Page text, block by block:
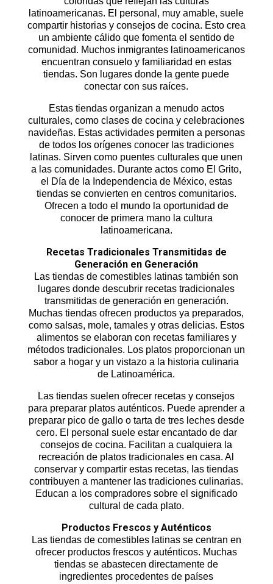
latinoamericanas. El personal, muy amable, suele
compartir historias y consejos de cocina. Esto crea
un ambiente cálido que fomenta el sentido de
comunidad. Muchos inmigrantes latinoamericanos
encuentran consuelo y familiaridad en estas
tiendas. Son lugares donde la gente puede
conectar con sus raíces.
Estas tiendas organizan a menudo actos
culturales, como clases de cocina y celebraciones
navideñas. Estas actividades permiten a personas
de todos los orígenes conocer las tradiciones
latinas. Sirven como puentes culturales que unen
a las comunidades. Durante actos como El Grito,
el Día de la Independencia de México, estas
tiendas se convierten en centros comunitarios.
Ofrecen a todo el mundo la oportunidad de
conocer de primera mano la cultura
latinoamericana.
Recetas Tradicionales Transmitidas de
Generación en Generación
Lastiendas de comestibles latinastambién son
lugares donde descubrir recetas tradicionales
transmitidas de generación en generación.
Muchas tiendas ofrecen productos ya preparados,
como salsas, mole, tamales y otras delicias. Estos
alimentos se elaboran con recetas familiares y
métodos tradicionales. Los platos proporcionan un
sabor a hogar y un vistazo a la historia culinaria
de Latinoamérica.
Las tiendas suelen ofrecer recetas y consejos
para preparar platos auténticos. Puede aprender a
preparar pico de gallo o tarta de tres leches desde
cero. El personal suele estar encantado de dar
consejos de cocina. Facilitan a cualquiera la
recreación de platos tradicionales en casa. Al
conservar y compartir estas recetas, las tiendas
contribuyen a mantener las tradiciones culinarias.
Educan a los compradores sobre el significado
cultural de cada plato.
Productos Frescos y Auténticos
Las tiendas de comestibles latinas se centran en
ofrecer productos frescos y auténticos. Muchas
tiendas se abastecen directamente de
ingredientes procedentes de países